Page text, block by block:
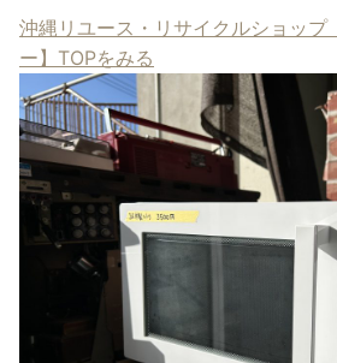
沖縄リユース・リサイクルショップ
ー】TOPをみる